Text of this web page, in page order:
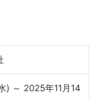
) ～ 2025年11月14